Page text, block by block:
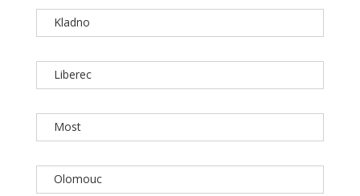
Kladno
Liberec
Most
Olomouc